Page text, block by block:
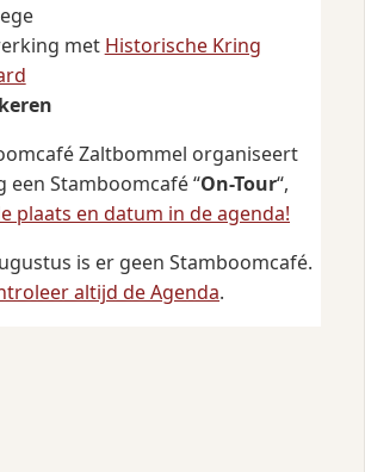
met Historische Kring
Zaltbommel organiseert
een Stamboomcafé “On-Tour“,
plaats en datum in de agenda!
is er geen Stamboomcafé.
altijd de Agenda.